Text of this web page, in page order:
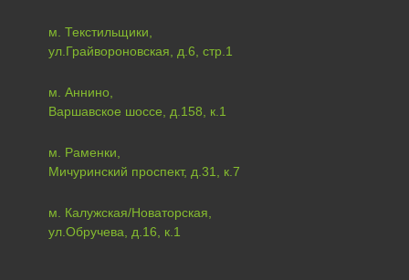
м. Текстильщики,
ул.Грайвороновская, д.6, стр.1
м. Аннино,
Варшавское шоссе, д.158, к.1
м. Раменки,
Мичуринский проспект, д.31, к.7
м. Калужская/Новаторская,
ул.Обручева, д.16, к.1